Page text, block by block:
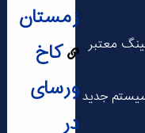
زمستان
کاخ
ورسای
در
معتبر
جدید